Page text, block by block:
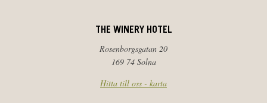
THE WINERY HOTEL
Rosenborgsgatan 20
169 74 Solna
Hitta till oss - karta